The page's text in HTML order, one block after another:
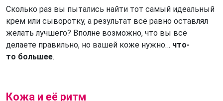
Сколько раз вы пытались найти тот самый идеальный
крем или сыворотку, а результат всё равно оставлял
желать лучшего? Вполне возможно, что вы всё
делаете правильно, но вашей коже нужно… что-
то большее.
Кожа и её ритм